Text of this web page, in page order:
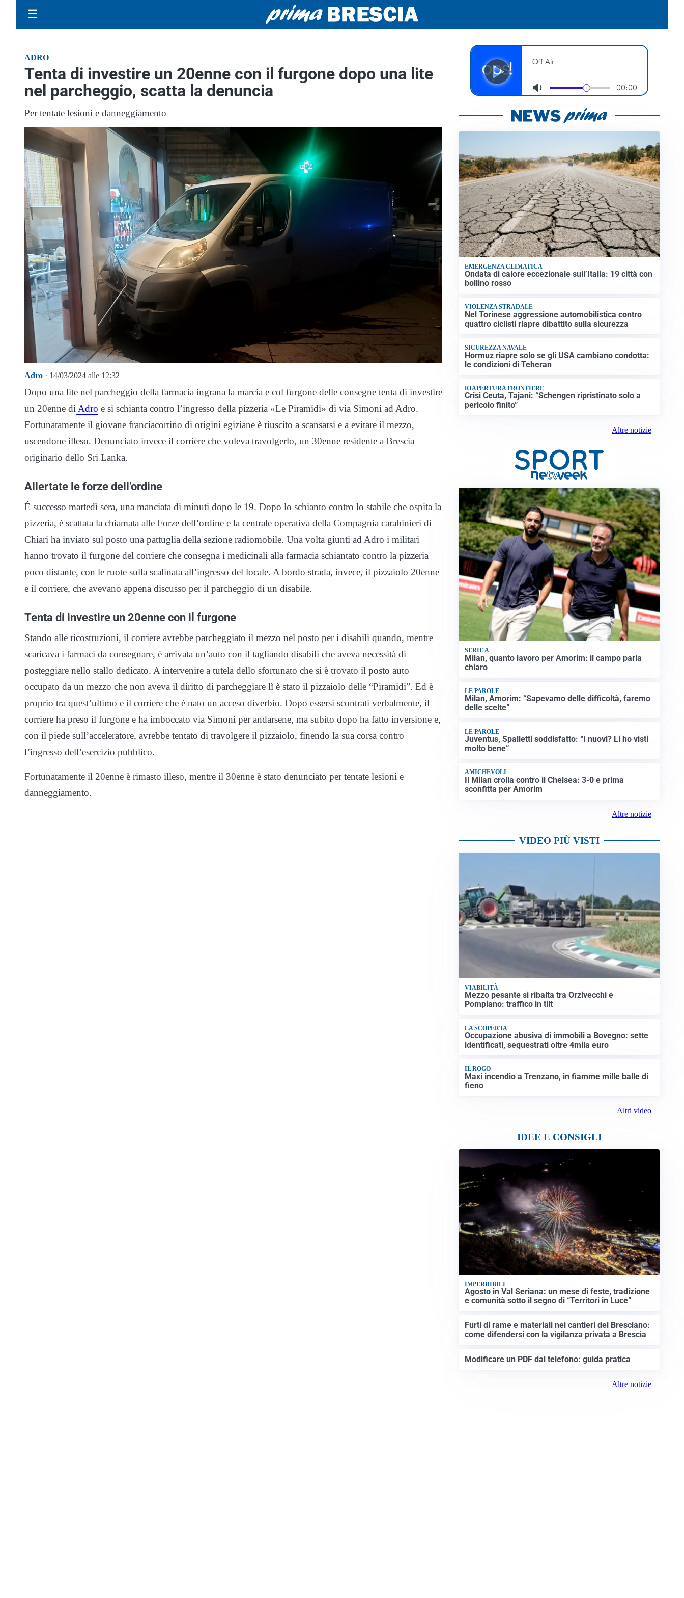
☰
ADRO
Tenta di investire un 20enne con il furgone dopo una lite
nel parcheggio, scatta la denuncia
Per tentate lesioni e danneggiamento
Adro · 14/03/2024 alle 12:32
Dopo una lite nel parcheggio della farmacia ingrana la marcia e col furgone delle consegne tenta di investire
un 20enne di Adro e si schianta contro l’ingresso della pizzeria «Le Piramidi» di via Simoni ad Adro.
Fortunatamente il giovane franciacortino di origini egiziane è riuscito a scansarsi e a evitare il mezzo,
uscendone illeso. Denunciato invece il corriere che voleva travolgerlo, un 30enne residente a Brescia
originario dello Sri Lanka.
Allertate le forze dell’ordine
É successo martedì sera, una manciata di minuti dopo le 19. Dopo lo schianto contro lo stabile che ospita la
pizzeria, è scattata la chiamata alle Forze dell’ordine e la centrale operativa della Compagnia carabinieri di
Chiari ha inviato sul posto una pattuglia della sezione radiomobile. Una volta giunti ad Adro i militari
hanno trovato il furgone del corriere che consegna i medicinali alla farmacia schiantato contro la pizzeria
poco distante, con le ruote sulla scalinata all’ingresso del locale. A bordo strada, invece, il pizzaiolo 20enne
e il corriere, che avevano appena discusso per il parcheggio di un disabile.
Tenta di investire un 20enne con il furgone
Stando alle ricostruzioni, il corriere avrebbe parcheggiato il mezzo nel posto per i disabili quando, mentre
scaricava i farmaci da consegnare, è arrivata un’auto con il tagliando disabili che aveva necessità di
posteggiare nello stallo dedicato. A intervenire a tutela dello sfortunato che si è trovato il posto auto
occupato da un mezzo che non aveva il diritto di parcheggiare lì è stato il pizzaiolo delle “Piramidi”. Ed è
proprio tra quest’ultimo e il corriere che è nato un acceso diverbio. Dopo essersi scontrati verbalmente, il
corriere ha preso il furgone e ha imboccato via Simoni per andarsene, ma subito dopo ha fatto inversione e,
con il piede sull’acceleratore, avrebbe tentato di travolgere il pizzaiolo, finendo la sua corsa contro
l’ingresso dell’esercizio pubblico.
Fortunatamente il 20enne è rimasto illeso, mentre il 30enne è stato denunciato per tentate lesioni e
danneggiamento.
EMERGENZA CLIMATICA
Ondata di calore eccezionale sull’Italia: 19 città con
bollino rosso
VIOLENZA STRADALE
Nel Torinese aggressione automobilistica contro
quattro ciclisti riapre dibattito sulla sicurezza
SICUREZZA NAVALE
Hormuz riapre solo se gli USA cambiano condotta:
le condizioni di Teheran
RIAPERTURA FRONTIERE
Crisi Ceuta, Tajani: “Schengen ripristinato solo a
pericolo finito”
Altre notizie
SERIE A
Milan, quanto lavoro per Amorim: il campo parla
chiaro
LE PAROLE
Milan, Amorim: “Sapevamo delle difficoltà, faremo
delle scelte”
LE PAROLE
Juventus, Spalletti soddisfatto: “I nuovi? Li ho visti
molto bene”
AMICHEVOLI
Il Milan crolla contro il Chelsea: 3-0 e prima
sconfitta per Amorim
Altre notizie
VIDEO PIÙ VISTI
VIABILITÀ
Mezzo pesante si ribalta tra Orzivecchi e
Pompiano: traffico in tilt
LA SCOPERTA
Occupazione abusiva di immobili a Bovegno: sette
identificati, sequestrati oltre 4mila euro
IL ROGO
Maxi incendio a Trenzano, in fiamme mille balle di
fieno
Altri video
IDEE E CONSIGLI
IMPERDIBILI
Agosto in Val Seriana: un mese di feste, tradizione
e comunità sotto il segno di “Territori in Luce”
Furti di rame e materiali nei cantieri del Bresciano:
come difendersi con la vigilanza privata a Brescia
Modificare un PDF dal telefono: guida pratica
Altre notizie